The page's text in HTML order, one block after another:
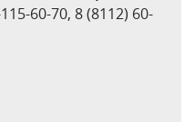
60-70, 8 (8112) 60-